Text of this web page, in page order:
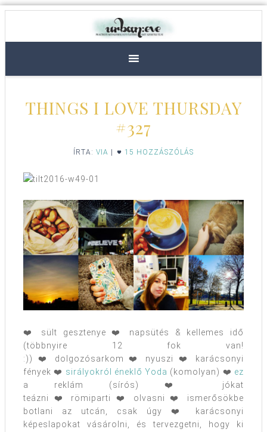
THINGS I LOVE THURSDAY
#327
ÍRTA: VIA 15 HOZZÁSZÓLÁS
❤️ sült gesztenye ❤️ napsütés & kellemes idő
(többnyire 12 fok van!
:)) ❤️ dolgozósarkom ❤️ nyuszi ❤️ karácsonyi
fények ❤️ sirályokról éneklő Yoda (komolyan) ❤️ ez
a reklám (sírós) ❤️ jókat
teázni ❤️ römiparti ❤️ olvasni ❤️ ismerősökbe
botlani az utcán, csak úgy ❤️ karácsonyi
képeslapokat vásárolni, és tervezgetni, hogy ki